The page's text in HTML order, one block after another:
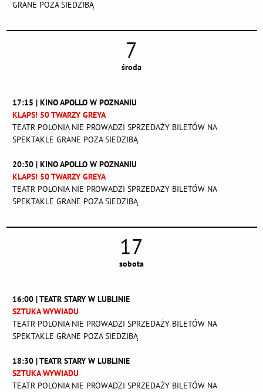
GRANE POZA SIEDZIBĄ
7
środa
17:15 | KINO APOLLO W POZNANIU
KLAPS! 50 TWARZY GREYA
TEATR POLONIA NIE PROWADZI SPRZEDAŻY BILETÓW NA
SPEKTAKLE GRANE POZA SIEDZIBĄ
20:30 | KINO APOLLO W POZNANIU
KLAPS! 50 TWARZY GREYA
TEATR POLONIA NIE PROWADZI SPRZEDAŻY BILETÓW NA
SPEKTAKLE GRANE POZA SIEDZIBĄ
17
sobota
16:00 | TEATR STARY W LUBLINIE
SZTUKA WYWIADU
TEATR POLONIA NIE PROWADZI SPRZEDAŻY BILETÓW NA
SPEKTAKLE GRANE POZA SIEDZIBĄ
18:30 | TEATR STARY W LUBLINIE
SZTUKA WYWIADU
TEATR POLONIA NIE PROWADZI SPRZEDAŻY BILETÓW NA